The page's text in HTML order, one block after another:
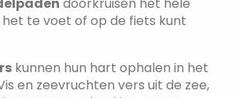
het te voet of op de fiets kunt
kunnen hun hart ophalen in het
en zeevruchten vers uit de zee,